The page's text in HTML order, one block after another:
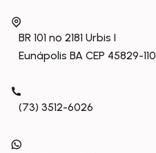
BR 101 nº 2181 Urbis I
Eunápolis BA CEP 45829-110
(73) 3512-6026